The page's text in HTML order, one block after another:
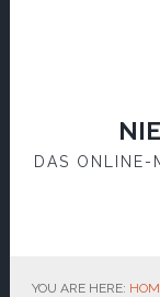
DAS ONLINE-
YOU ARE HERE: